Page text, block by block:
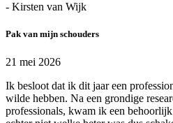
- Kirsten van Wijk
Pak van mijn schouders
21 mei 2026
Ik besloot dat ik dit jaar een
wilde hebben. Na een grondige
professionals, kwam ik een